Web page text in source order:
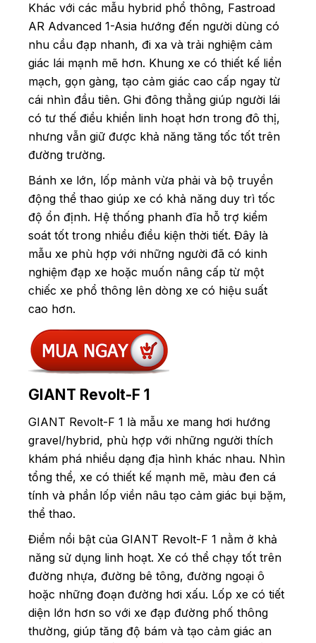
Khác với các mẫu hybrid phổ thông, Fastroad
AR Advanced 1-Asia hướng đến người dùng có
nhu cầu đạp nhanh, đi xa và trải nghiệm cảm
giác lái mạnh mẽ hơn. Khung xe có thiết kế liền
mạch, gọn gàng, tạo cảm giác cao cấp ngay từ
cái nhìn đầu tiên. Ghi đông thẳng giúp người lái
có tư thế điều khiển linh hoạt hơn trong đô thị,
nhưng vẫn giữ được khả năng tăng tốc tốt trên
đường trường.
Bánh xe lớn, lốp mảnh vừa phải và bộ truyền
động thể thao giúp xe có khả năng duy trì tốc
độ ổn định. Hệ thống phanh đĩa hỗ trợ kiểm
soát tốt trong nhiều điều kiện thời tiết. Đây là
mẫu xe phù hợp với những người đã có kinh
nghiệm đạp xe hoặc muốn nâng cấp từ một
chiếc xe phổ thông lên dòng xe có hiệu suất
cao hơn.
GIANT Revolt-F 1
GIANT Revolt-F 1 là mẫu xe mang hơi hướng
gravel/hybrid, phù hợp với những người thích
khám phá nhiều dạng địa hình khác nhau. Nhìn
tổng thể, xe có thiết kế mạnh mẽ, màu đen cá
tính và phần lốp viền nâu tạo cảm giác bụi bặm,
thể thao.
Điểm nổi bật của GIANT Revolt-F 1 nằm ở khả
năng sử dụng linh hoạt. Xe có thể chạy tốt trên
đường nhựa, đường bê tông, đường ngoại ô
hoặc những đoạn đường hơi xấu. Lốp xe có tiết
diện lớn hơn so với xe đạp đường phố thông
thường, giúp tăng độ bám và tạo cảm giác an